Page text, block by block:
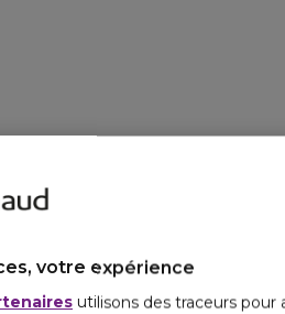
votre expérience
utilisons des traceurs